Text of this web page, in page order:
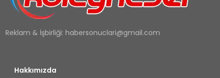
Reklam & İşbirliği: habersonuclari@gmail.com
Hakkımızda